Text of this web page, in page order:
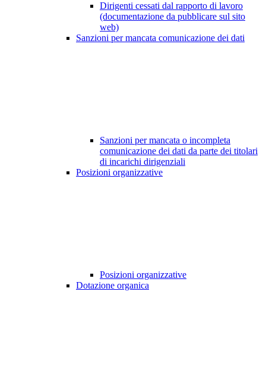
Dirigenti cessati dal rapporto di lavoro
(documentazione da pubblicare sul sito
web)
Sanzioni per mancata comunicazione dei dati
Sanzioni per mancata o incompleta
comunicazione dei dati da parte dei titolari
di incarichi dirigenziali
Posizioni organizzative
Posizioni organizzative
Dotazione organica